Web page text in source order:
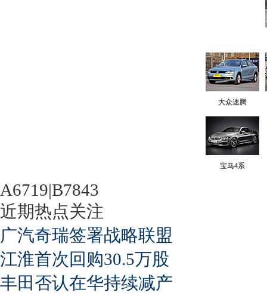
大众速腾
宝马4系
A6719|B7843
近期热点关注
广汽奇瑞签署战略联盟
江淮首次回购30.5万股
丰田否认在华持续减产